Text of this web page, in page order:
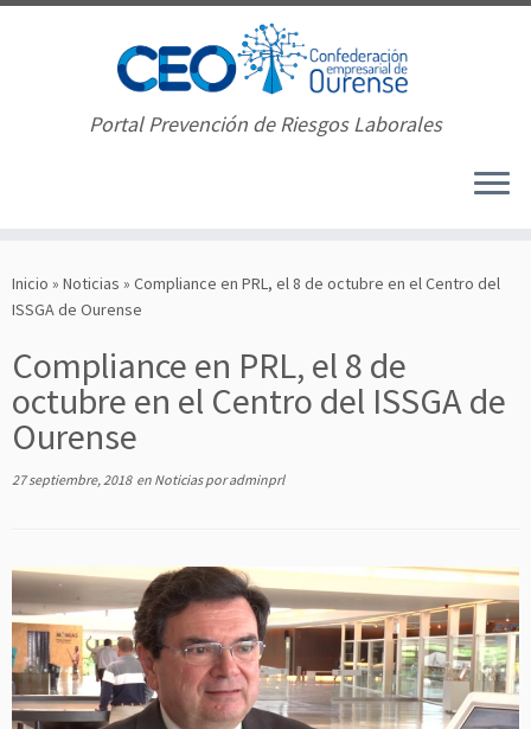
contenido
Portal Prevención de Riesgos Laborales
Inicio » Noticias » Compliance en PRL, el 8 de octubre en el Centro del
ISSGA de Ourense
Compliance en PRL, el 8 de
octubre en el Centro del ISSGA de
Ourense
27 septiembre, 2018en Noticiasporadminprl